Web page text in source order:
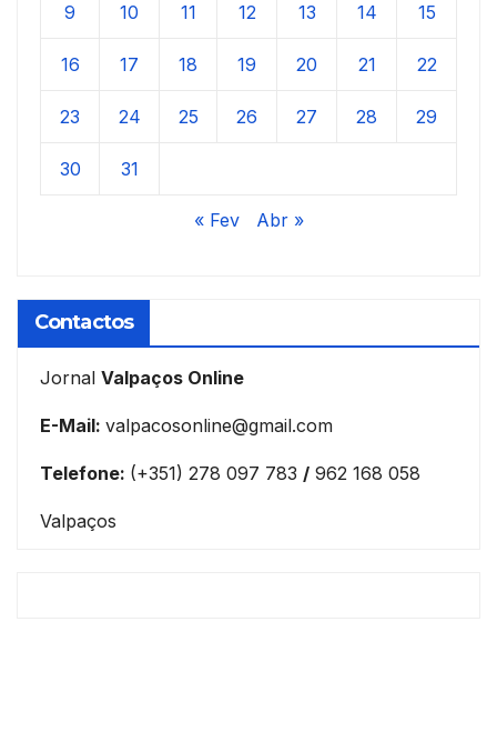
9 10 11 12 13 14 15
16 17 18 19 20 21 22
23 24 25 26 27 28 29
30 31
« Fev Abr »
Contactos
Jornal Valpaços Online
E-Mail: valpacosonline@gmail.com
Telefone: (+351) 278 097 783 / 962 168 058
Valpaços